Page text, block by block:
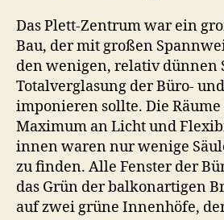
Das Plett-Zentrum war ein
Bau, der mit großen
den wenigen, relativ dünnen
Totalverglasung der Büro-
imponieren sollte. Die
Maximum an Licht und
innen waren nur wenige
zu finden. Alle Fenster der
das Grün der balkonartigen
auf zwei grüne Innenhöfe,